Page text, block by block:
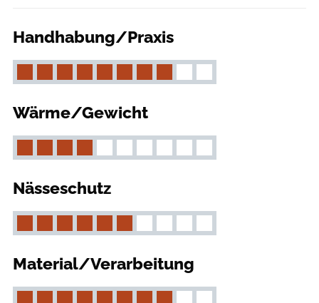
Handhabung/Praxis
Wärme/Gewicht
Nässeschutz
Material/Verarbeitung